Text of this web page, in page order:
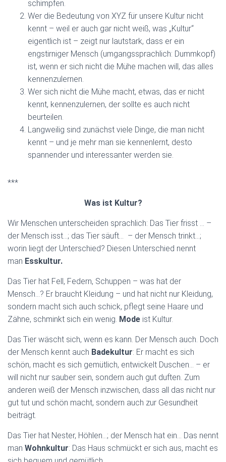
schimpfen.
Wer die Bedeutung von XYZ für unsere Kultur nicht
kennt – weil er auch gar nicht weiß, was „Kultur“
eigentlich ist – zeigt nur lautstark, dass er ein
engstirniger Mensch (umgangssprachlich: Dummkopf)
ist, wenn er sich nicht die Mühe machen will, das alles
kennenzulernen.
Wer sich nicht die Mühe macht, etwas, das er nicht
kennt, kennenzulernen, der sollte es auch nicht
beurteilen.
Langweilig sind zunächst viele Dinge, die man nicht
kennt – und je mehr man sie kennenlernt, desto
spannender und interessanter werden sie.
***
Was ist Kultur?
Wir Menschen unterscheiden sprachlich: Das Tier frisst … –
der Mensch isst…; das Tier säuft… – der Mensch trinkt…;
worin liegt der Unterschied? Diesen Unterschied nennt
man Esskultur.
Das Tier hat Fell, Federn, Schuppen – was hat der
Mensch…? Er braucht Kleidung – und hat nicht nur Kleidung,
sondern macht sich auch schick, pflegt seine Haare und
Zähne, schminkt sich ein wenig. Mode ist Kultur.
Das Tier wäscht sich, wenn es kann. Der Mensch auch. Doch
der Mensch kennt auch Badekultur: Er macht es sich
schön, macht es sich gemütlich, entwickelt Duschen… – er
will nicht nur sauber sein, sondern auch gut duften. Zum
anderen weiß der Mensch inzwischen, dass all das nicht nur
gut tut und schön macht, sondern auch zur Gesundheit
beiträgt.
Das Tier hat Nester, Höhlen…; der Mensch hat ein… Das nennt
man Wohnkultur: Das Haus schmückt er sich aus, macht es